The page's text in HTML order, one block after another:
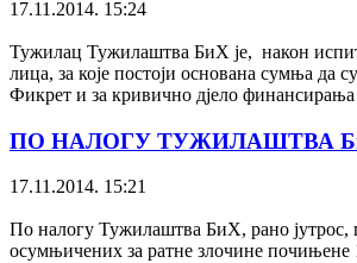
17.11.2014. 15:24
Тужилац Тужилаштва БиХ је, након
лица, за које постоји основана сумња да
Фикрет и за кривично дјело
ПО НАЛОГУ ТУЖИЛАШТВА
17.11.2014. 15:21
По налогу Тужилаштва БиХ, рано јутрос,
осумњичених за ратне злочине